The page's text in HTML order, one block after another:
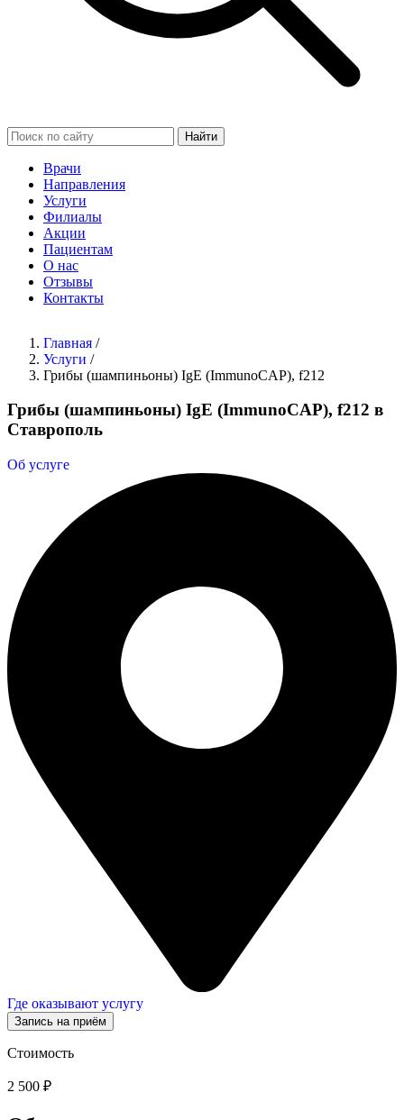
Найти
Врачи
Направления
Услуги
Филиалы
Акции
Пациентам
О нас
Отзывы
Контакты
Главная /
Услуги /
Грибы (шампиньоны) IgE (ImmunoCAP), f212
Грибы (шампиньоны) IgE (ImmunoCAP), f212 в
Ставрополь
Об услуге
Где оказывают услугу
Запись на приём
Стоимость
2 500 ₽